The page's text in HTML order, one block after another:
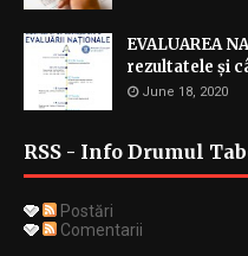
EVALUAREA
rezultatele și
June 18, 2020
RSS - Info Drumul
Postări
Comentarii